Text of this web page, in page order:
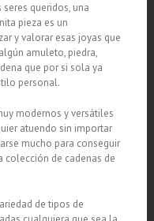
queridos, una
pieza es un
y valorar esas joyas que
amuleto, piedra,
que por si sola ya
personal.
modernos y versátiles
atuendo sin importar
mucho para conseguir
de cadenas de
de tipos de